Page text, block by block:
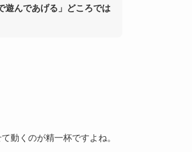
遊んであげる」どころでは
動くのが精一杯ですよね。